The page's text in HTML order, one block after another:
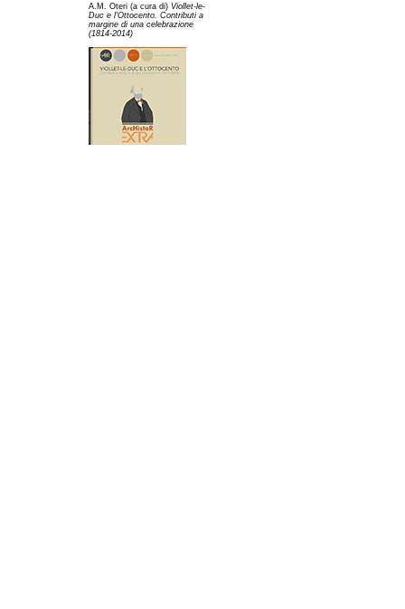
A.M. Oteri (a cura di) Viollet-le-
Duc e l'Ottocento. Contributi a
margine di una celebrazione
(1814-2014)